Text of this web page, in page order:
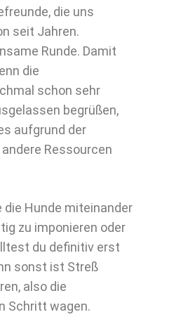
die uns
seit Jahren.
Runde. Damit
die
schon sehr
begrüßen,
aufgrund der
Ressourcen
Hunde miteinander
zu imponieren oder
du definitiv erst
sonst ist Streß
also die
Schritt wagen.